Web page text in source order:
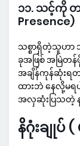
၁၁. သင့်ကို တ
Presence)
သစ္စာရှိတဲ့သူဟ
ခုအဖြစ် အမြဲ
အချိန်ကုန်ဆုံးရ
ထားဘဲ နေလို့မရ
အလှဆုံးပြသတဲ့ န
နိဂုံးချုပ်